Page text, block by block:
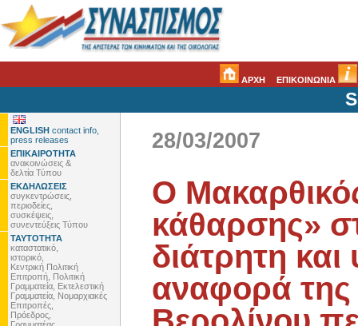
ΑΡΧΗ ΕΠΙΚΟΙΝΩΝΙΑ
ENGLISH contact info,
press releases
ΕΠΙΚΑΙΡΟΤΗΤΑ
ανακοινώσεις &
δελτία Τύπου
ΕΚΔΗΛΩΣΕΙΣ
συγκεντρώσεις,
περιοδείες,
συσκέψεις,
συνεντεύξεις Τύπου
ΤΑΥΤΟΤΗΤΑ
καταστατικό,
ιστορικό,
Κεντρική Πολιτική
Επιτροπή, Πολιτική
Γραμματεία, Εκτελεστική
Γραμματεία, Νομαρχιακές
Επιτροπές,
Πρόεδρος,
28/03/2007
Ο
κάθαρσης»
διάτρητη και
αναφορά της